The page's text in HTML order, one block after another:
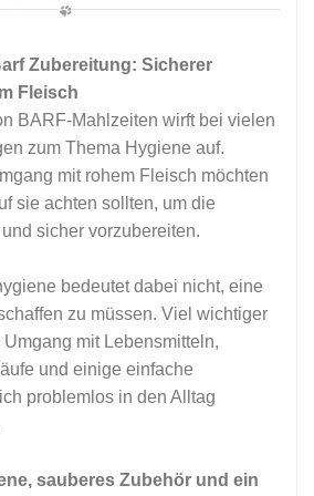
Zubereitung: Sicherer
Fleisch
BARF-Mahlzeiten wirft bei vielen
zum Thema Hygiene auf.
mit rohem Fleisch möchten
sie achten sollten, um die
sicher vorzubereiten.
bedeutet dabei nicht, eine
zu müssen. Viel wichtiger
mit Lebensmitteln,
und einige einfache
problemlos in den Alltag
sauberes Zubehör und ein